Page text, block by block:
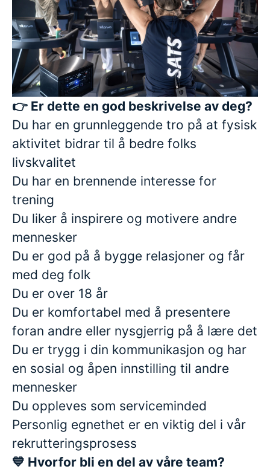
👉 Er dette en god beskrivelse av deg?
Du har en grunnleggende tro på at fysisk
aktivitet bidrar til å bedre folks
livskvalitet
Du har en brennende interesse for
trening
Du liker å inspirere og motivere andre
mennesker
Du er god på å bygge relasjoner og får
med deg folk
Du er over 18 år
Du er komfortabel med å presentere
foran andre eller nysgjerrig på å lære det
Du er trygg i din kommunikasjon og har
en sosial og åpen innstilling til andre
mennesker
Du oppleves som serviceminded
Personlig egnethet er en viktig del i vår
rekrutteringsprosess
💙 Hvorfor bli en del av våre team?